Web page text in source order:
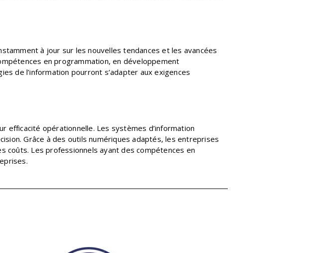
à jour sur les nouvelles tendances et les avancées
en programmation, en développement
de l’information pourront s’adapter aux exigences
efficacité opérationnelle. Les systèmes d’information
Grâce à des outils numériques adaptés, les entreprises
Les professionnels ayant des compétences en